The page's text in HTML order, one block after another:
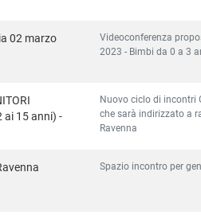
02 marzo
Videoconferenza
2023 - Bimbi da 0 a 3
ai 15 anni) -
Nuovo ciclo di incontri
che sarà indirizzato a
Ravenna
Spazio incontro per